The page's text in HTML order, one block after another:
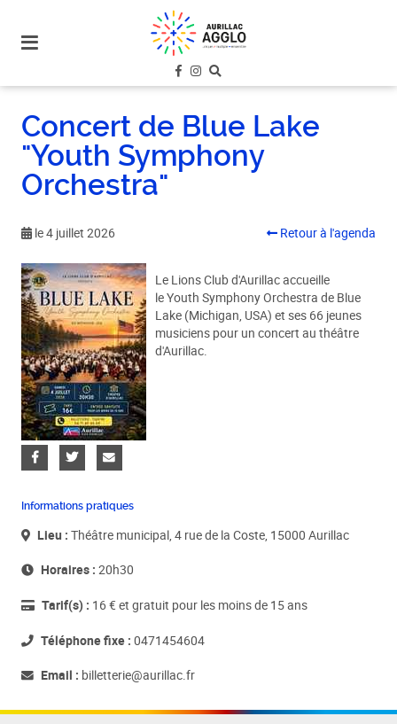
site
menu
aller au
contenu
Concert de Blue Lake
"Youth Symphony
Orchestra"
le 4 juillet 2026 Retour à l'agenda
Le Lions Club d'Aurillac accueille
le Youth Symphony Orchestra de Blue
Lake (Michigan, USA) et ses 66 jeunes
musiciens pour un concert au théâtre
d'Aurillac.
Informations pratiques
Lieu : Théâtre municipal, 4 rue de la Coste, 15000 Aurillac
Horaires : 20h30
Tarif(s) : 16 € et gratuit pour les moins de 15 ans
Téléphone fixe : 0471454604
Email : billetterie@aurillac.fr